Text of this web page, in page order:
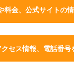
料金、公式サイトの
セス情報、電話番号